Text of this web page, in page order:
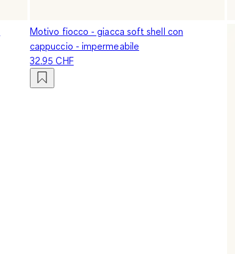
Motivo fiocco - giacca soft shell con
cappuccio - impermeabile
32.95 CHF